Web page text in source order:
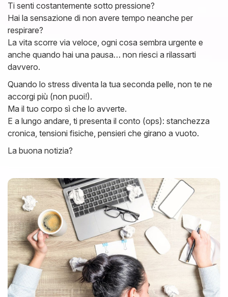
Ti senti costantemente sotto pressione?
Hai la sensazione di non avere tempo neanche per
respirare?
La vita scorre via veloce, ogni cosa sembra urgente e
anche quando hai una pausa… non riesci a rilassarti
davvero.
Quando lo stress diventa la tua seconda pelle, non te ne
accorgi più (non puoi!).
Ma il tuo corpo sì che lo avverte.
E a lungo andare, ti presenta il conto (ops): stanchezza
cronica, tensioni fisiche, pensieri che girano a vuoto.
La buona notizia?